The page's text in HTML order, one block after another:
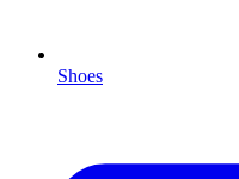
Shoes